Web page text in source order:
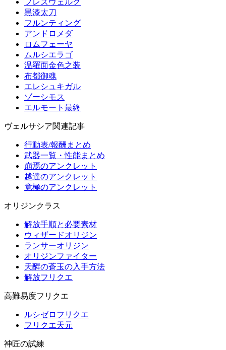
フレズヴェルク
黒漆太刀
フルンティング
アンドロメダ
ロムフェーヤ
ムルシエラゴ
温羅面金色之装
布都御魂
エレシュキガル
ゾーシモス
エルモート最終
ヴェルサシア関連記事
行動表/報酬まとめ
武器一覧・性能まとめ
崩焉のアンクレット
越達のアンクレット
竟極のアンクレット
オリジンクラス
解放手順と必要素材
ウィザードオリジン
ランサーオリジン
オリジンファイター
天醒の蒼玉の入手方法
解放フリクエ
高難易度フリクエ
ルシゼロフリクエ
フリクエ天元
神匠の試練